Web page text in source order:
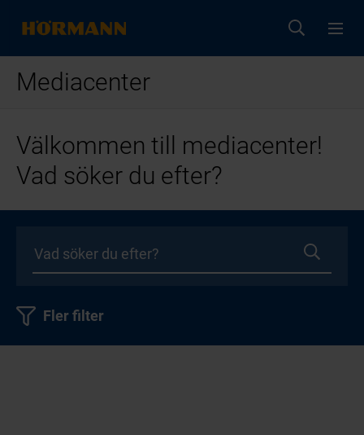
Mediacenter
Välkommen till mediacenter!
Vad söker du efter?
Fler filter